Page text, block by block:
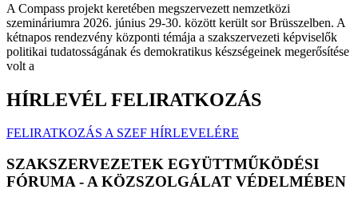
A Compass projekt keretében megszervezett nemzetközi
szemináriumra 2026. június 29-30. között került sor Brüsszelben. A
kétnapos rendezvény központi témája a szakszervezeti képviselők
politikai tudatosságának és demokratikus készségeinek megerősítése
volt a
HÍRLEVÉL FELIRATKOZÁS
FELIRATKOZÁS A SZEF HÍRLEVELÉRE
SZAKSZERVEZETEK EGYÜTTMŰKÖDÉSI
FÓRUMA - A KÖZSZOLGÁLAT VÉDELMÉBEN